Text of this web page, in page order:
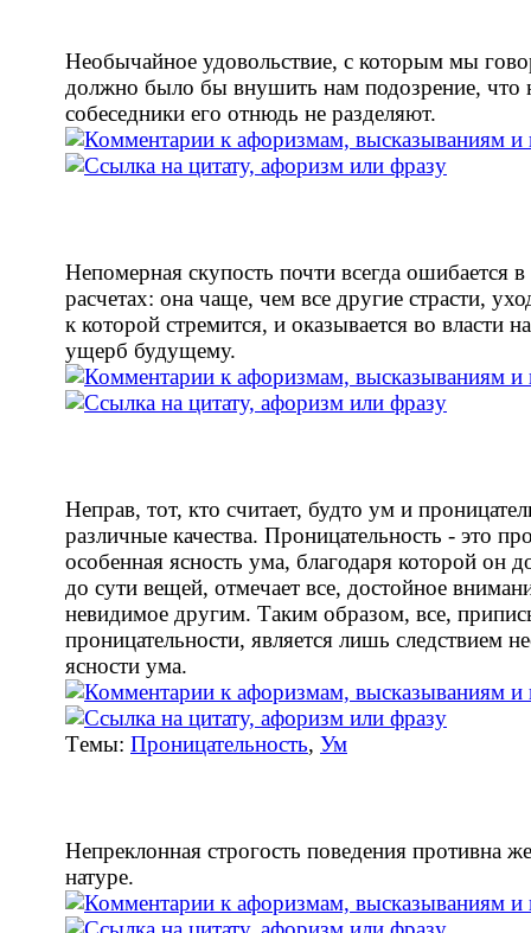
Необычайное удовольствие, с которым мы
должно было бы внушить нам подозрение, что
собеседники его отнюдь не разделяют.
Непомерная скупость почти всегда ошибается в
расчетах: она чаще, чем все другие страсти,
к которой стремится, и оказывается во власти
ущерб будущему.
Неправ, тот, кто считает, будто ум и
различные качества. Проницательность - это
особенная ясность ума, благодаря которой он
до сути вещей, отмечает все, достойное
невидимое другим. Таким образом, все,
проницательности, является лишь следствием
ясности ума.
Tемы: Проницательность, Ум
Непреклонная строгость поведения противна
натуре.